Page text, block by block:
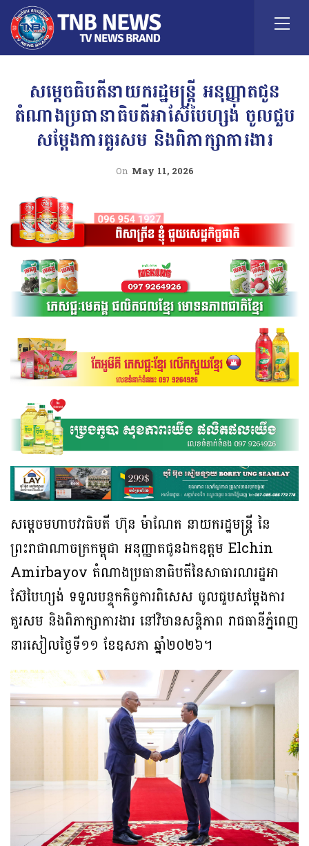
សម្តេចធិបតីនាយករដ្ឋមន្ត្រី អនុញ្ញាតជូន
តំណាងប្រធានាធិបតីអាស៊ែបៃហ្សង់ ចូលជួប
សម្តែងការគួរសម និងពិភាក្សាការងារ
On May 11, 2026
សម្តេចមហាបវរធិបតី ហ៊ុន ម៉ាណែត នាយករដ្ឋមន្ត្រី នៃ
ព្រះរាជាណាចក្រកម្ពុជា អនុញ្ញាតជូនឯកឧត្តម Elchin
Amirbayov តំណាងប្រធានាធិបតីនៃសាធារណរដ្ឋអា
ស៊ែបៃហ្សង់ ទទួលបន្ទុកកិច្ចការពិសេស ចូលជួបសម្តែងការ
គួរសម និងពិភាក្សាការងារ នៅវិមានសន្តិភាព រាជធានីភ្នំពេញ
នារសៀលថ្ងៃទី១១ ខែឧសភា ឆ្នាំ២០២៦។